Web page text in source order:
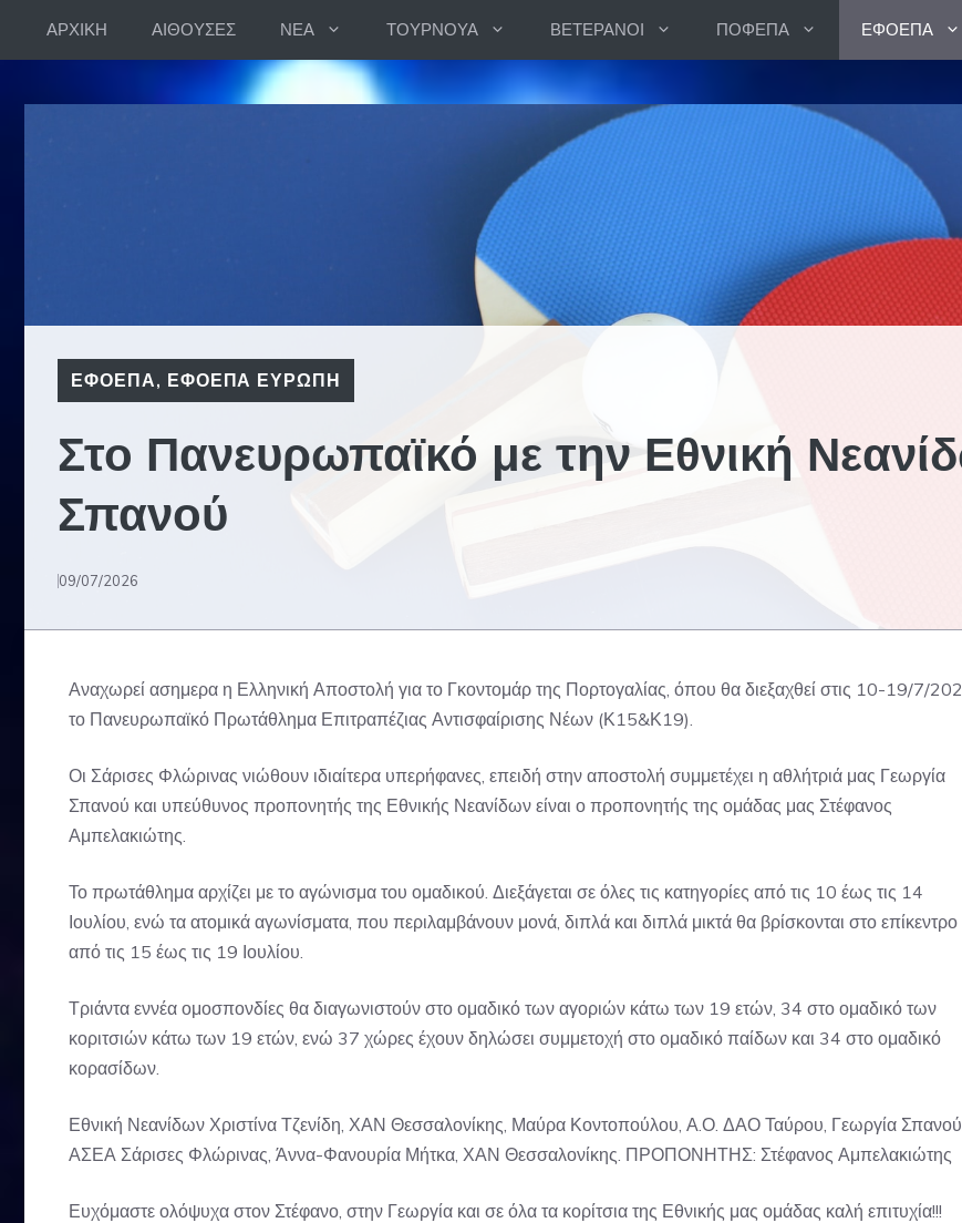
ΑΡΧΙΚΗ ΑΙΘΟΥΣΕΣ ΝΕΑ ΤΟΥΡΝΟΥΑ ΒΕΤΕΡΑΝΟΙ ΠΟΦΕΠΑ ΕΦΟΕΠΑ
ΕΦΟΕΠΑ, ΕΦΟΕΠΑ ΕΥΡΩΠΗ
Στο Πανευρωπαϊκό με την Εθνική
Σπανού
09/07/2026
Αναχωρεί ασημερα η Ελληνική Αποστολή για το Γκοντομάρ της Πορτογαλίας, όπου θα διεξαχθεί στις 10-19/7/
το Πανευρωπαϊκό Πρωτάθλημα Επιτραπέζιας Αντισφαίρισης Νέων (Κ15&Κ19).
Οι Σάρισες Φλώρινας νιώθουν ιδιαίτερα υπερήφανες, επειδή στην αποστολή συμμετέχει η αθλήτριά μας Γεωργία
Σπανού και υπεύθυνος προπονητής της Εθνικής Νεανίδων είναι ο προπονητής της ομάδας μας Στέφανος
Αμπελακιώτης.
Το πρωτάθλημα αρχίζει με το αγώνισμα του ομαδικού. Διεξάγεται σε όλες τις κατηγορίες από τις 10 έως τις 14
Ιουλίου, ενώ τα ατομικά αγωνίσματα, που περιλαμβάνουν μονά, διπλά και διπλά μικτά θα βρίσκονται στο επίκεντρο
από τις 15 έως τις 19 Ιουλίου.
Τριάντα εννέα ομοσπονδίες θα διαγωνιστούν στο ομαδικό των αγοριών κάτω των 19 ετών, 34 στο ομαδικό των
κοριτσιών κάτω των 19 ετών, ενώ 37 χώρες έχουν δηλώσει συμμετοχή στο ομαδικό παίδων και 34 στο ομαδικό
κορασίδων.
Εθνική Νεανίδων Χριστίνα Τζενίδη, ΧΑΝ Θεσσαλονίκης, Μαύρα Κοντοπούλου, Α.Ο. ΔΑΟ Ταύρου, Γεωργία
ΑΣΕΑ Σάρισες Φλώρινας, Άννα-Φανουρία Μήτκα, ΧΑΝ Θεσσαλονίκης. ΠΡΟΠΟΝΗΤΗΣ: Στέφανος Αμπελακιώτης
Ευχόμαστε ολόψυχα στον Στέφανο, στην Γεωργία και σε όλα τα κορίτσια της Εθνικής μας ομάδας καλή επιτυχία!!!